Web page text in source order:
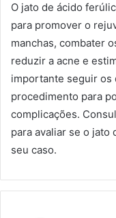
O jato de ácido
para promover o
manchas, combater
reduzir a acne e
importante seguir os
procedimento para
complicações.
para avaliar se o jato
seu caso.